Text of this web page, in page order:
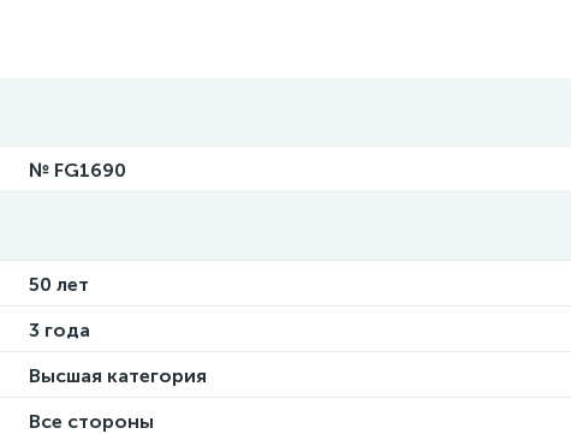
№ FG1690
50 лет
3 года
Высшая категория
Все стороны